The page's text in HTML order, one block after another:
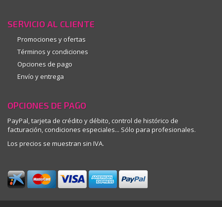
SERVICIO AL CLIENTE
Promociones y ofertas
Términos y condiciones
Opciones de pago
Envío y entrega
OPCIONES DE PAGO
PayPal, tarjeta de crédito y débito, control de histórico de
facturación, condiciones especiales... Sólo para profesionales.
Los precios se muestran sin IVA.